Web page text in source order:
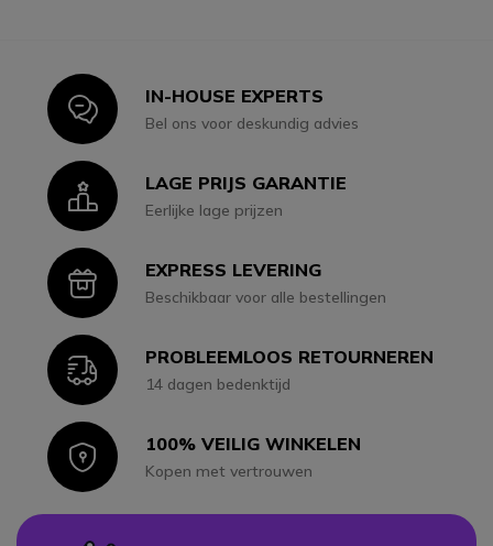
IconIN-HOUSE EXPERTS
Bel ons voor deskundig advies
IconLAGE PRIJS GARANTIE
Eerlijke lage prijzen
IconEXPRESS LEVERING
Beschikbaar voor alle bestellingen
IconPROBLEEMLOOS RETOURNEREN
14 dagen bedenktijd
Icon100% VEILIG WINKELEN
Kopen met vertrouwen